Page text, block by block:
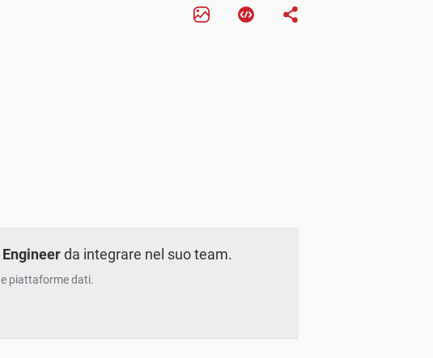
da integrare nel suo team.
piattaforme dati.